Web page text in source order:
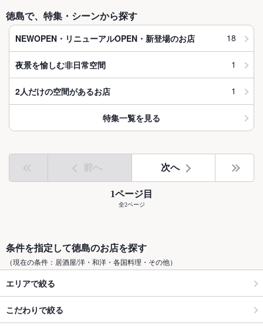
徳島で、特集・シーンから探す
NEWOPEN・リニューアルOPEN・新登場のお店 18
夜景を愉しむ非日常空間 1
2人だけの空間があるお店 1
特集一覧を見る
前へ 次へ
1ページ目
全2ページ
条件を指定して徳島のお店を探す
（現在の条件：居酒屋/洋・和洋・各国料理・その他）
エリアで絞る
こだわりで絞る